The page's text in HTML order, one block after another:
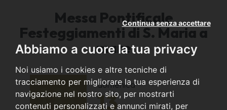
Abbiamo a cuore la tua privacy
Noi usiamo i cookies e altre tecniche di
tracciamento per migliorare la tua esperienza di
navigazione nel nostro sito, per mostrarti
contenuti personalizzati e annunci mirati, per
Continua senza accettare
Messa Pontificale
Festeggiamenti di S. Maria a
mare
domenica
13